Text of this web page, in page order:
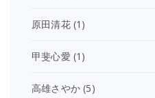
原田清花(1)
甲斐心愛 (1)
高雄さやか (5)